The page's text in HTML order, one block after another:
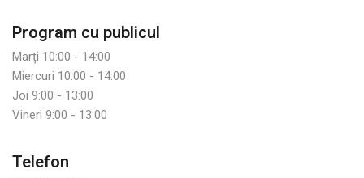
Program cu publicul
Marți 10:00 - 14:00
Miercuri 10:00 - 14:00
Joi 9:00 - 13:00
Vineri 9:00 - 13:00
Telefon